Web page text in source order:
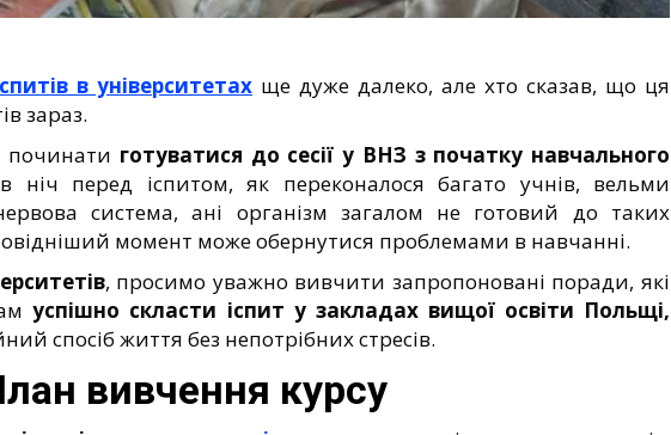
в університетах ще дуже далеко, але хто сказав, що ця
зараз.
починати готуватися до сесії у ВНЗ з початку навчального
ніч перед іспитом, як переконалося багато учнів, вельми
система, ані організм загалом не готовий до таких
момент може обернутися проблемами в навчанні.
, просимо уважно вивчити запропоновані поради, які
успішно скласти іспит у закладах вищої освіти Польщі,
спосіб життя без непотрібних стресів.
вивчення курсу